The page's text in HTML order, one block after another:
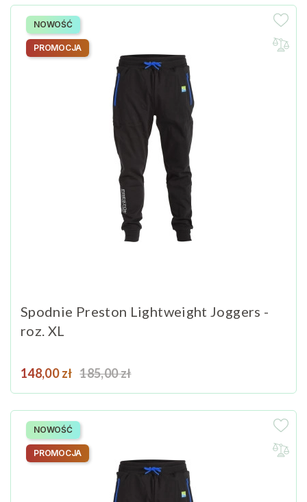
Spodnie Preston Lightweight Joggers -
roz. XL
Cena
148,00 zł Cena podstawowa
185,00 zł
NOWOŚĆ
PROMOCJA
NOWOŚĆ
PROMOCJA